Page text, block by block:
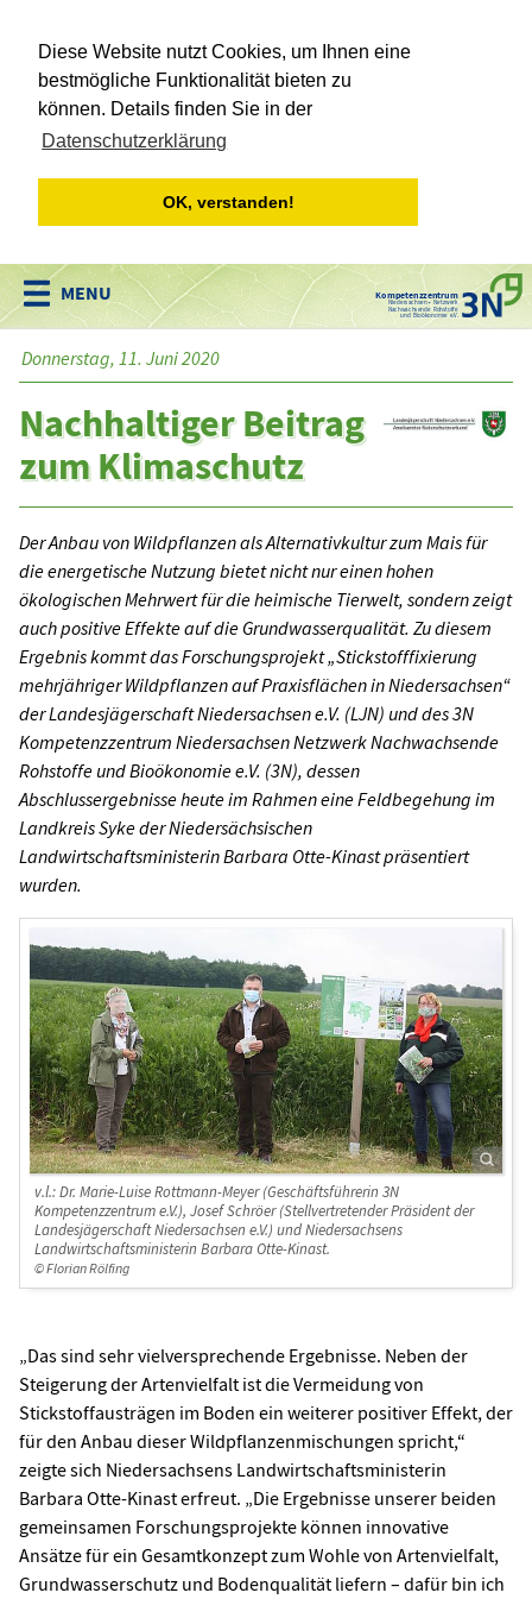
Diese Website nutzt Cookies, um Ihnen eine
bestmögliche Funktionalität bieten zu
können. Details finden Sie in der
Datenschutzerklärung
OK, verstanden!
Kompetenzzentrum
Niedersachsen • Netzwerk
Nachwachsende Rohstoffe
und Bioökonomie e.V.
Donnerstag, 11. Juni 2020
Nachhaltiger Beitrag
zum Klimaschutz
Der Anbau von Wildpflanzen als Alternativkultur zum Mais für
die energetische Nutzung bietet nicht nur einen hohen
ökologischen Mehrwert für die heimische Tierwelt, sondern zeigt
auch positive Effekte auf die Grundwasserqualität. Zu diesem
Ergebnis kommt das Forschungsprojekt „Stickstofffixierung
mehrjähriger Wildpflanzen auf Praxisflächen in Niedersachsen“
der Landesjägerschaft Niedersachsen e.V. (LJN) und des 3N
Kompetenzzentrum Niedersachsen Netzwerk Nachwachsende
Rohstoffe und Bioökonomie e.V. (3N), dessen
Abschlussergebnisse heute im Rahmen eine Feldbegehung im
Landkreis Syke der Niedersächsischen
Landwirtschaftsministerin Barbara Otte-Kinast präsentiert
wurden.
v.l.: Dr. Marie-Luise Rottmann-Meyer (Geschäftsführerin 3N
Kompetenzzentrum e.V.), Josef Schröer (Stellvertretender Präsident der
Landesjägerschaft Niedersachsen e.V.) und Niedersachsens
Landwirtschaftsministerin Barbara Otte-Kinast.
© Florian Rölfing
„Das sind sehr vielversprechende Ergebnisse. Neben der
Steigerung der Artenvielfalt ist die Vermeidung von
Stickstoffausträgen im Boden ein weiterer positiver Effekt, der
für den Anbau dieser Wildpflanzenmischungen spricht,“
zeigte sich Niedersachsens Landwirtschaftsministerin
Barbara Otte-Kinast erfreut. „Die Ergebnisse unserer beiden
gemeinsamen Forschungsprojekte können innovative
Ansätze für ein Gesamtkonzept zum Wohle von Artenvielfalt,
Grundwasserschutz und Bodenqualität liefern – dafür bin ich